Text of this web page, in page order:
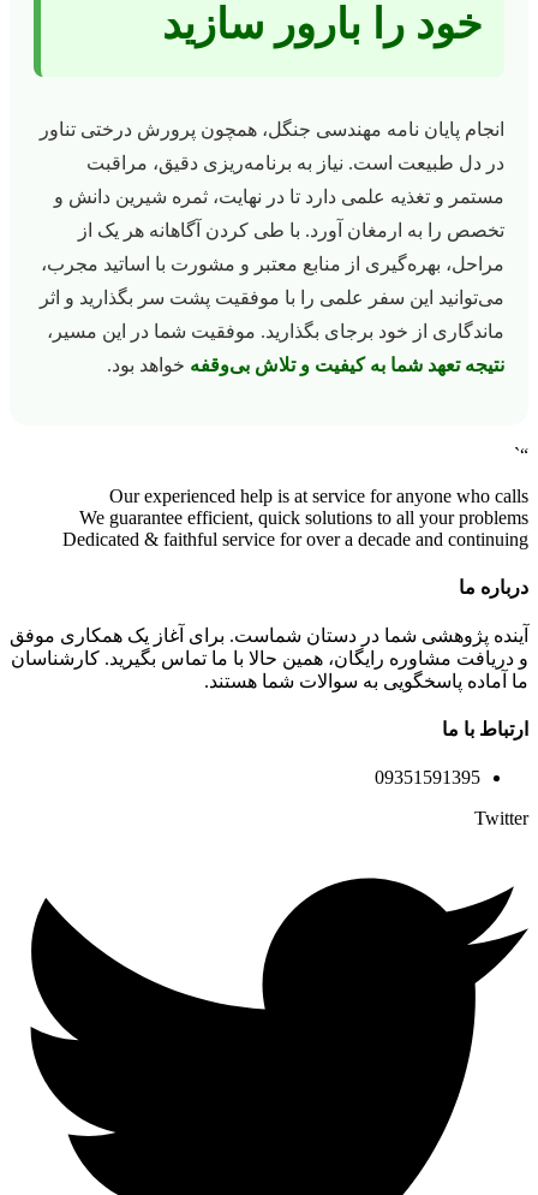
خود را بارور سازید
انجام پایان نامه مهندسی جنگل، همچون پرورش درختی تناور
در دل طبیعت است. نیاز به برنامه‌ریزی دقیق، مراقبت
مستمر و تغذیه علمی دارد تا در نهایت، ثمره شیرین دانش و
تخصص را به ارمغان آورد. با طی کردن آگاهانه هر یک از
مراحل، بهره‌گیری از منابع معتبر و مشورت با اساتید مجرب،
می‌توانید این سفر علمی را با موفقیت پشت سر بگذارید و اثر
ماندگاری از خود برجای بگذارید. موفقیت شما در این مسیر،
نتیجه تعهد شما به کیفیت و تلاش بی‌وقفه خواهد بود.
“`
Our experienced help is at service for anyone who calls
We guarantee efficient, quick solutions to all your problems
Dedicated & faithful service for over a decade and continuing
درباره ما
آینده پژوهشی شما در دستان شماست. برای آغاز یک همکاری موفق
و دریافت مشاوره رایگان، همین حالا با ما تماس بگیرید. کارشناسان
ما آماده پاسخگویی به سوالات شما هستند.
ارتباط با ما
09351591395
Twitter